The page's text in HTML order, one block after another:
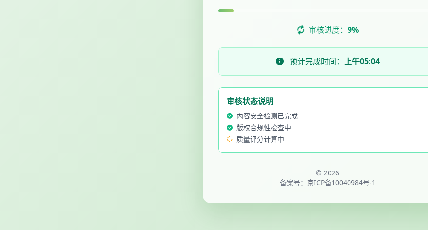
审核进度： 9%
预计完成时间： 上午05:04
审核状态说明
内容安全检测已完成
版权合规性检查中
质量评分计算中
© 2026
备案号： 京ICP备10040984号-1